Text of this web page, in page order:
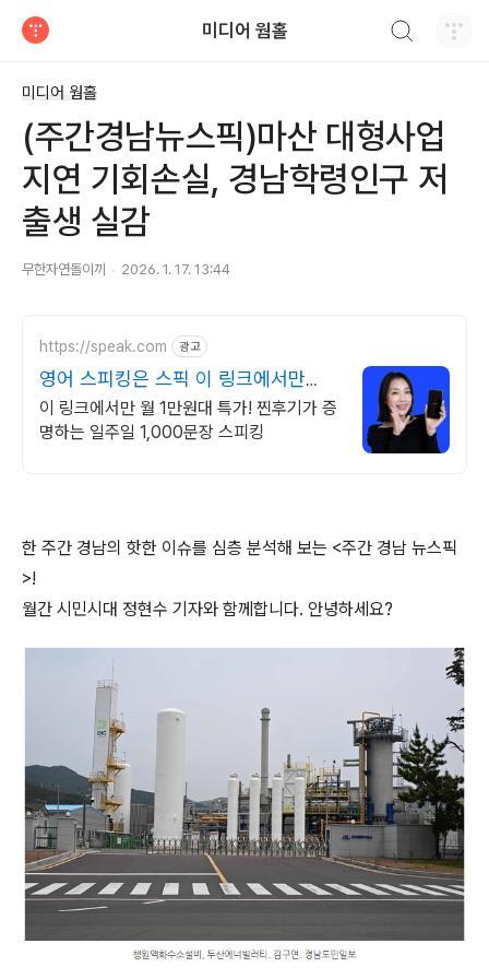
미디어 웜홀
미디어 웜홀
(주간경남뉴스픽)마산 대형사업
지연 기회손실, 경남학령인구 저
출생 실감
무한자연돌이끼 2026. 1. 17. 13:44
https://speak.com 광고
영어 스피킹은 스픽 이 링크에서만
68% 할인!
이 링크에서만 월 1만원대 특가! 찐후기가 증
명하는 일주일 1,000문장 스피킹
한 주간 경남의 핫한 이슈를 심층 분석해 보는 <주간 경남 뉴스픽
>!
월간 시민시대 정현수 기자와 함께합니다. 안녕하세요?